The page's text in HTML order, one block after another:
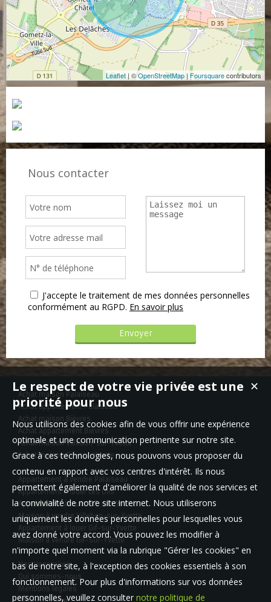
Leaflet | ©OpenStreetMap | Foursquarecontributors
Nous contacter
J'accepte le traitement de mes données personnelles
conformément au RGPD. En savoir plus
Achat maison Palaiseau
Achat appartement Palaiseau
Achat maison Bièvres
Achat appartement Bièvres
Achat maison Villebon-sur-Yvette
Achat maison Gif-sur-Yvette
Appartement à vendre Palaiseau
Appartement à louer Les Ulis
Appartement à louer Gif-sur-Yvette
Maison à vendre Villebon-sur-Yvette
Appartement à louer Gif-sur-Yvette
Maison à vendre Gif-sur-Yvette
Nos Honoraires
Qui sommes-nous
Mentions légales
✕
Le respect de votre vie privée est une
priorité pour nous
Nous utilisons des cookies afin de vous offrir une expérience
optimale et une communication pertinente sur notre site.
Grace à ces technologies, nous pouvons vous proposer du
contenu en rapport avec vos centres d'intérêt. Ils nous
permettent également d'améliorer la qualité de nos services et
la convivialité de notre site internet. Nous utiliserons
uniquement les données personnelles pour lesquelles vous
avez donné votre accord. Vous pouvez les modifier à
n'importe quel moment via la rubrique "Gérer les cookies" en
bas de notre site, à l'exception des cookies essentiels à son
fonctionnement. Pour plus d'informations sur vos données
personnelles, veuillez consulter notre politique de